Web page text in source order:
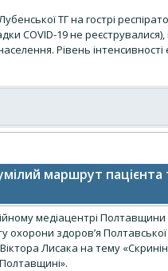
ТГ на гострі
COVID-19 не
Рівень інтенсивності
маршрут
медіацентрі
охорони здоров’я Полтавської
Віктора Лисака на тему